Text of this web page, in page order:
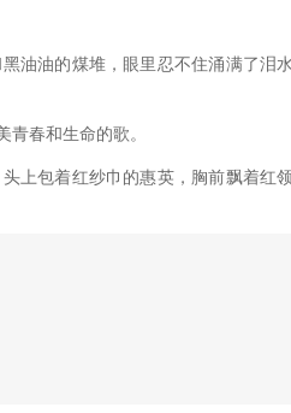
油油的煤堆，眼里忍不住涌满了泪
春和生命的歌。
上包着红纱巾的惠英，胸前飘着红